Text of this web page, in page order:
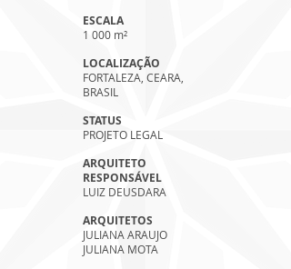
ESCALA
1 000 m²
LOCALIZAÇÃO
FORTALEZA, CEARA,
BRASIL
STATUS
PROJETO LEGAL
ARQUITETO
RESPONSÁVEL
LUIZ DEUSDARA
ARQUITETOS
JULIANA ARAUJO
JULIANA MOTA